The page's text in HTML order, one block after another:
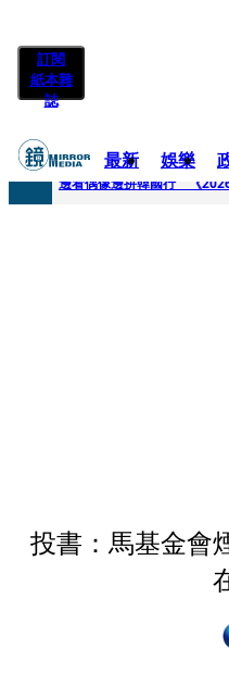
訂閱
紙本雜
誌
最新 娛樂
快訊
投書：馬基金會